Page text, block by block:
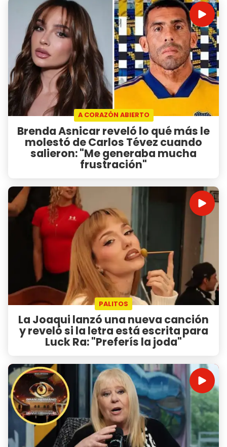
A CORAZÓN ABIERTO
Brenda Asnicar reveló lo qué más le
molestó de Carlos Tévez cuando
salieron: "Me generaba mucha
frustración"
PALITOS
La Joaqui lanzó una nueva canción
y reveló si la letra está escrita para
Luck Ra: "Preferís la joda"